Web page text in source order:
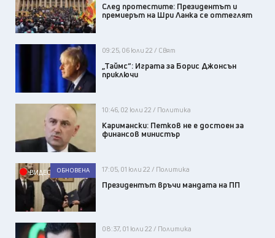
След протестите: Президентът и
премиерът на Шри Ланка се оттеглят
09:25, 06 юли 22 / Свят
„Таймс“: Играта за Борис Джонсън
приключи
10:46, 02 юли 22 / Политика
Каримански: Петков не е достоен за
финансов министър
ВИДЕО ОБНОВЕНА 17:05, 01 юли 22 / Политика
Президентът връчи мандата на ПП
08:37, 01 юли 22 / Политика